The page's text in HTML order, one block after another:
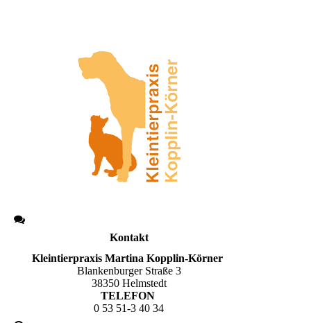
Kontakt
Kleintierpraxis Martina Kopplin-Körner
Blankenburger Straße 3
38350 Helmstedt
TELEFON
0 53 51-3 40 34